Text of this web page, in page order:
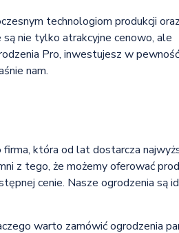
technologiom produkcji oraz
nie tylko atrakcyjne cenowo, ale
Pro, inwestujesz w
nam.
która od lat dostarcza
z tego, że możemy oferować
cenie. Nasze ogrodzenia są
warto zamówić ogrodzenia